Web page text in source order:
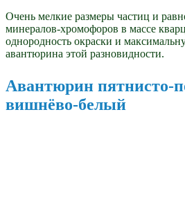
Очень мелкие размеры частиц и
минералов-хромофоров в массе
однородность окраски и
авантюрина этой разновидности.
Авантюрин пятнисто-
вишнёво-белый